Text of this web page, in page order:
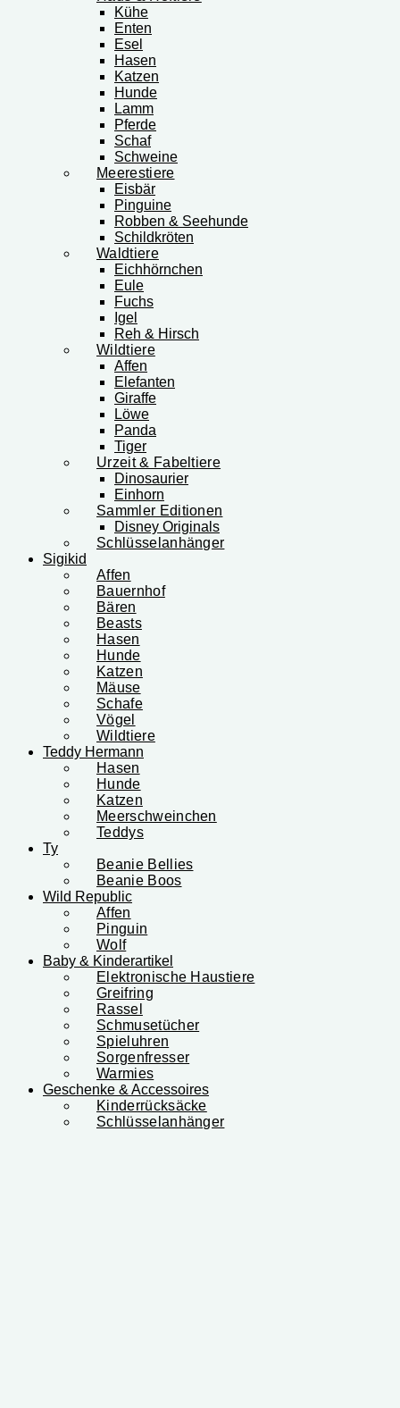
Kühe
Enten
Esel
Hasen
Katzen
Hunde
Lamm
Pferde
Schaf
Schweine
Meerestiere
Eisbär
Pinguine
Robben & Seehunde
Schildkröten
Waldtiere
Eichhörnchen
Eule
Fuchs
Igel
Reh & Hirsch
Wildtiere
Affen
Elefanten
Giraffe
Löwe
Panda
Tiger
Urzeit & Fabeltiere
Dinosaurier
Einhorn
Sammler Editionen
Disney Originals
Schlüsselanhänger
Sigikid
Affen
Bauernhof
Bären
Beasts
Hasen
Hunde
Katzen
Mäuse
Schafe
Vögel
Wildtiere
Teddy Hermann
Hasen
Hunde
Katzen
Meerschweinchen
Teddys
Ty
Beanie Bellies
Beanie Boos
Wild Republic
Affen
Pinguin
Wolf
Baby & Kinderartikel
Elektronische Haustiere
Greifring
Rassel
Schmusetücher
Spieluhren
Sorgenfresser
Warmies
Geschenke & Accessoires
Kinderrücksäcke
Schlüsselanhänger